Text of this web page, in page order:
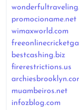
promocioname.net
wimaxworld.com
bestcashing.biz
firerestrictions.us
muambeiros.net
infozblog.com